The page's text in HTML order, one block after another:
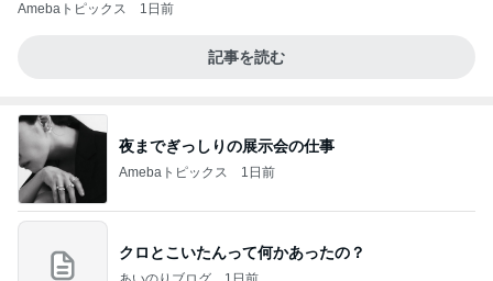
Amebaトピックス 1日前
記事を読む
夜までぎっしりの展示会の仕事
Amebaトピックス 1日前
クロとこいたんって何かあったの？